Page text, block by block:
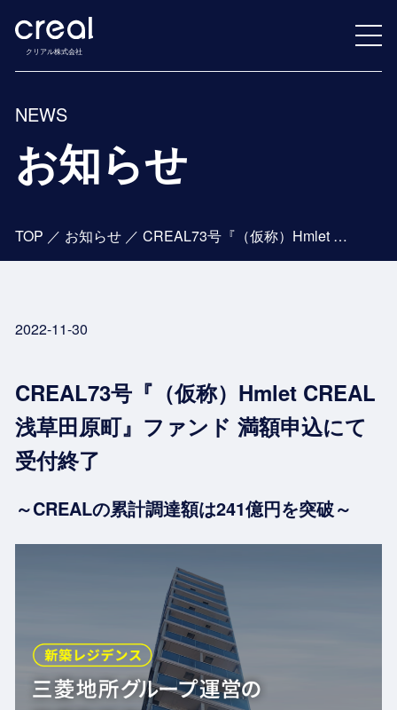
クリアル株式会社
NEWS
お知らせ
TOP ／ お知らせ／ CREAL73号『（仮称）Hmlet CREAL浅草田原町』ファンド 満額申込にて受付終了
2022-11-30
CREAL73号『（仮称）Hmlet CREAL
浅草田原町』ファンド 満額申込にて
受付終了
～CREALの累計調達額は241億円を突破～